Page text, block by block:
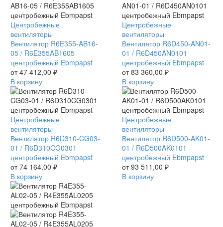
Вентилятор
R6E355-
AB16-
05
/
R6E355AB1605
центробежный
Ebmpapst
Центробежные
вентиляторы
Вентилятор R6E355-AB16-
05 / R6E355AB1605
центробежный Ebmpapst
от47 412,00 ₽
В корзину
Вентилятор
R6D450-
AN01-
01
/
R6D450AN0101
центробежный
Ebmpapst
Центробежные
вентиляторы
Вентилятор R6D450-AN01-
01 / R6D450AN0101
центробежный Ebmpapst
от83 360,00 ₽
В корзину
Вентилятор
R6D310-
CG03-
01
/
R6D310CG0301
центробежный
Ebmpapst
Центробежные
вентиляторы
Вентилятор R6D310-CG03-
01 / R6D310CG0301
центробежный Ebmpapst
от74 164,00 ₽
В корзину
Вентилятор
R6D500-
AK01-
01
/
R6D500AK0101
центробежный
Центробежные
вентиляторы
Вентилятор R6D500-AK01-
01 / R6D500AK0101
центробежный Ebmpapst
от93 511,00 ₽
В корзину